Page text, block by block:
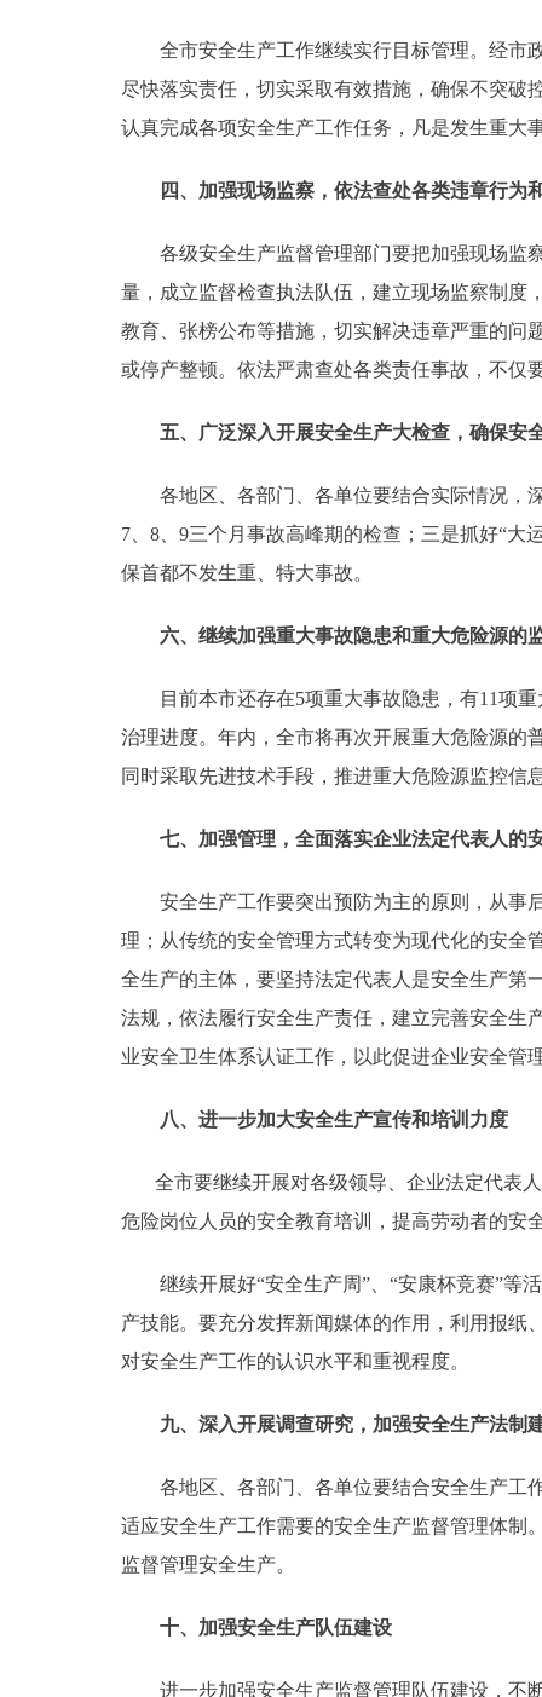
ITALIANO
全市安全生产工作继续实行目标管理。经市政
尽快落实责任，切实采取有效措施，确保不突破
认真完成各项安全生产工作任务，凡是发生重大
四、加强现场监察，依法查处各类违章行为
各级安全生产监督管理部门要把加强现场监察
量，成立监督检查执法队伍，建立现场监察制度
教育、张榜公布等措施，切实解决违章严重的问
或停产整顿。依法严肃查处各类责任事故，不仅
五、广泛深入开展安全生产大检查，确保安
各地区、各部门、各单位要结合实际情况，深
7、8、9三个月事故高峰期的检查；三是抓好“
保首都不发生重、特大事故。
六、继续加强重大事故隐患和重大危险源的
目前本市还存在5项重大事故隐患，有11项重
治理进度。年内，全市将再次开展重大危险源的
同时采取先进技术手段，推进重大危险源监控信
七、加强管理，全面落实企业法定代表人的
安全生产工作要突出预防为主的原则，从事后
理；从传统的安全管理方式转变为现代化的安全
全生产的主体，要坚持法定代表人是安全生产第
法规，依法履行安全生产责任，建立完善安全生
业安全卫生体系认证工作，以此促进企业安全管
八、进一步加大安全生产宣传和培训力度
全市要继续开展对各级领导、企业法定代表人
危险岗位人员的安全教育培训，提高劳动者的安
继续开展好“安全生产周”、“安康杯竞赛”等
产技能。要充分发挥新闻媒体的作用，利用报纸
对安全生产工作的认识水平和重视程度。
九、深入开展调查研究，加强安全生产法制
各地区、各部门、各单位要结合安全生产工作
适应安全生产工作需要的安全生产监督管理体制
监督管理安全生产。
十、加强安全生产队伍建设
进一步加强安全生产监督管理队伍建设，不断